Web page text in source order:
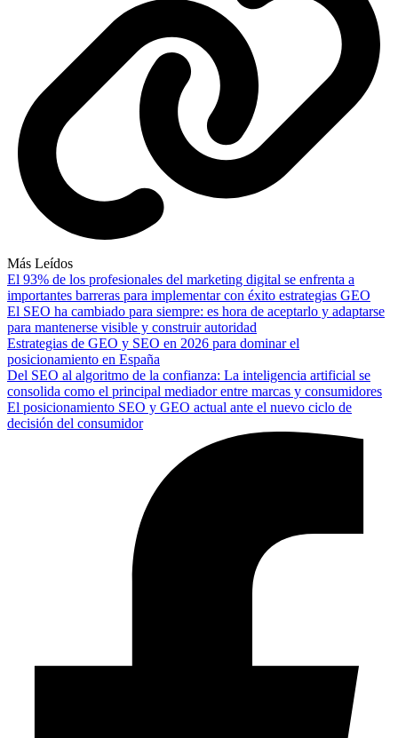
Más Leídos
El 93% de los profesionales del marketing digital se enfrenta a
importantes barreras para implementar con éxito estrategias GEO
El SEO ha cambiado para siempre: es hora de aceptarlo y adaptarse
para mantenerse visible y construir autoridad
Estrategias de GEO y SEO en 2026 para dominar el
posicionamiento en España
Del SEO al algoritmo de la confianza: La inteligencia artificial se
consolida como el principal mediador entre marcas y consumidores
El posicionamiento SEO y GEO actual ante el nuevo ciclo de
decisión del consumidor